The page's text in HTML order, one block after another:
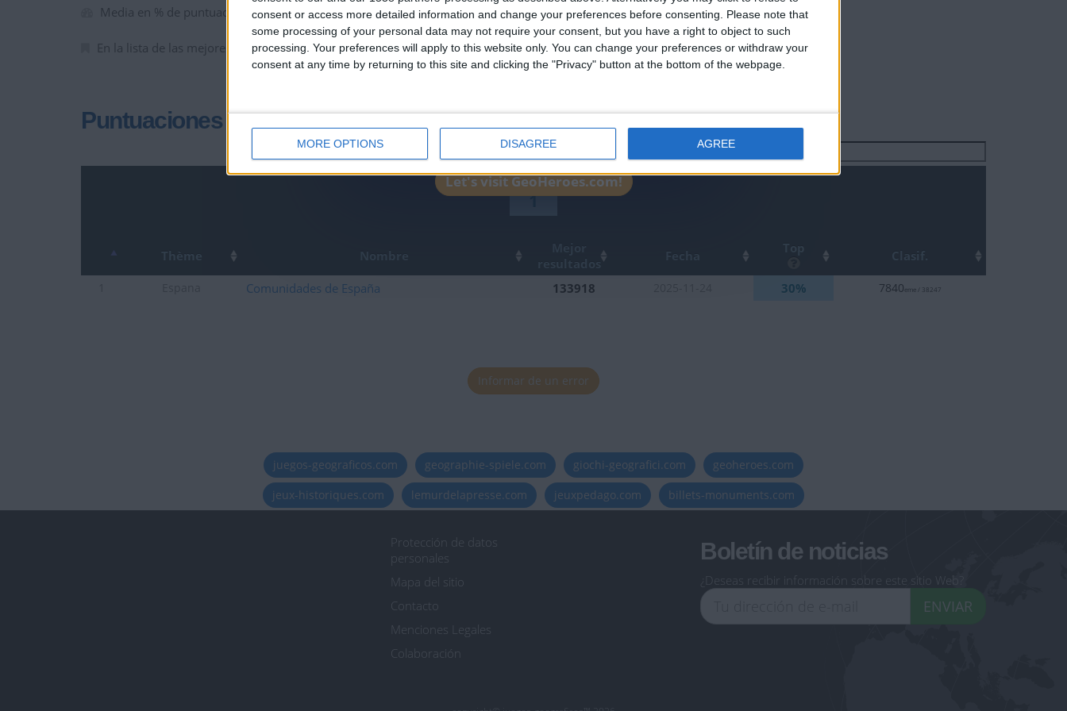
consent or access more detailed information and change your preferences before consenting.
Please note that
some processing of your personal data may not require your consent, but you have a right to object to such
processing. Your preferences will apply to this website only. You can change your preferences or withdraw your
consent at any time by returning to this site and clicking the "Privacy" button at the bottom of the webpage.
MORE OPTIONS DISAGREE AGREE
Media en % de puntuación max. :100%
En la lista de las mejores partidas :0
Puntuaciones
1
Thème Nombre
Mejor
resultados
Fecha Top Clasif.
Comunidades de España 133918 30% 7840eme / 38247
Informar de un error
juegos-geograficos.com geographie-spiele.com giochi-geografici.com
geoheroes.com
jeux-historiques.com
lemurdelapresse.com jeuxpedago.com billets-monuments.com
Protección de datos
personales
Mapa del sitio
Contacto
Menciones Legales
Colaboración
Boletín de noticias
¿Deseas recibir información sobre este sitio Web?
ENVIAR
Let's visit GeoHeroes.com!